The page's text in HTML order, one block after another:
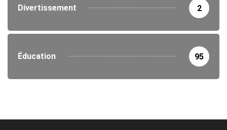
Divertissement 2
Éducation 95